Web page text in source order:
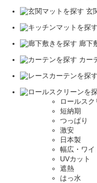
玄
廊下
カー
ロールス
短納期
つっぱり
激安
日本製
幅広・ワイ
UVカット
遮熱
はっ水